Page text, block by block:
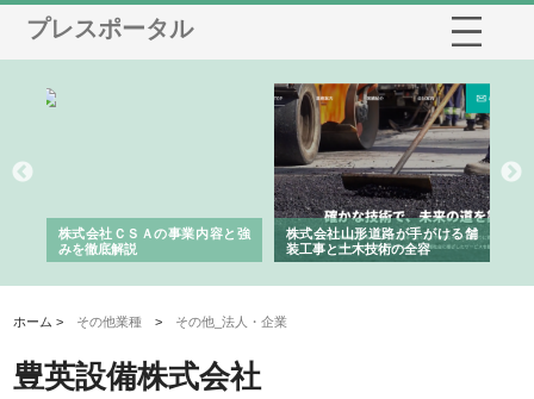
プレスポータル
株式会社ＣＳＡの事業内容と強
みを徹底解説
株式会社山形道路が手がける舗
装工事と土木技術の全容
ホーム > その他業種 > その他_法人・企業
豊英設備株式会社